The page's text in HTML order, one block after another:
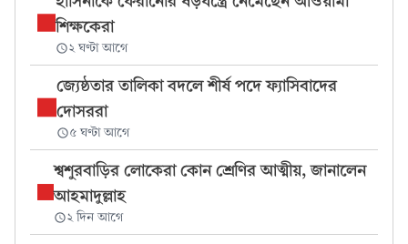
শিক্ষকেরা
২ ঘণ্টা আগে
জ্যেষ্ঠতার তালিকা বদলে শীর্ষ পদে ফ্যাসিবাদের
দোসররা
৫ ঘণ্টা আগে
শ্বশুরবাড়ির লোকেরা কোন শ্রেণির আত্মীয়, জানালেন
আহমাদুল্লাহ
২ দিন আগে